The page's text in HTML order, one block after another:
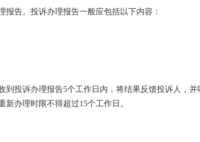
告。投诉办理报告一般应包括以下内容：
投诉办理报告5个工作日内，将结果反馈投诉人，
办理时限不得超过15个工作日。